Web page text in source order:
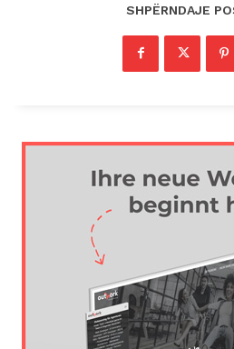
SHPËRNDAJE